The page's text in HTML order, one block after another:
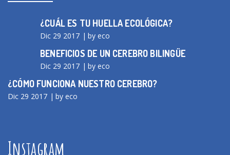
¿CUÁL ES TU HUELLA ECOLÓGICA?
Dic 29 2017 by eco
BENEFICIOS DE UN CEREBRO BILINGÜE
Dic 29 2017 by eco
¿CÓMO FUNCIONA NUESTRO CEREBRO?
Dic 29 2017 by eco
Instagram